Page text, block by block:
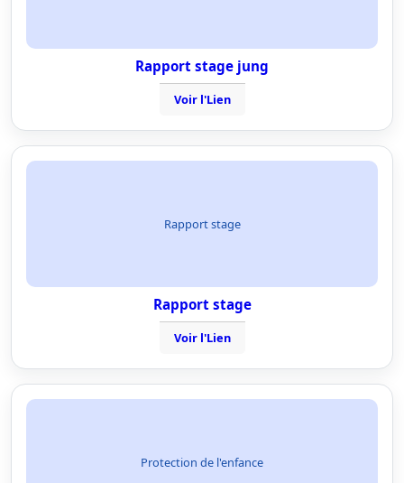
Rapport stage jung
Voir l'Lien
Rapport stage
Rapport stage
Voir l'Lien
Protection de l'enfance